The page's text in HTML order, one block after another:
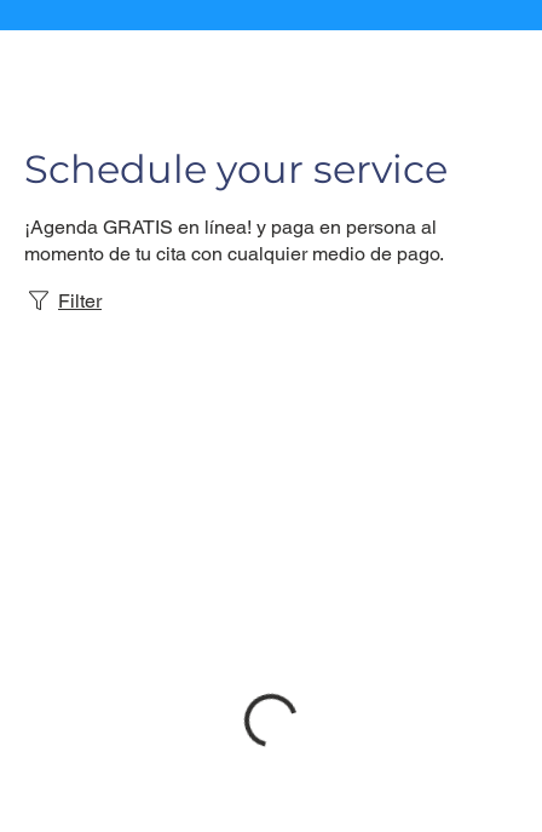
Schedule your service
¡Agenda GRATIS en línea! y paga en persona al
momento de tu cita con cualquier medio de pago.
Filter